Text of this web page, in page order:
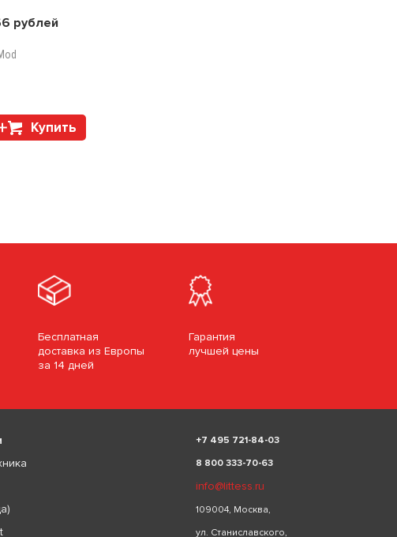
рублей
Купить
Бесплатная
доставка из Европы
за 14 дней
Гарантия
лучшей цены
+7 495 721-84-03
8 800 333-70-63
info@littess.ru
109004, Москва,
ул. Станиславского,